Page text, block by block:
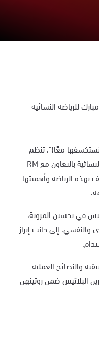
للرياضة النسائية
معًا!"، تنظم
أكاديمية فاطمة بنت مبارك للرياضة النسائية بالتعاون مع RM
بهذه الرياضة وأهميتها
في تحسين المرونة،
إلى جانب إبراز
والنصائح العملية
البلاتيس ضمن روتينهن